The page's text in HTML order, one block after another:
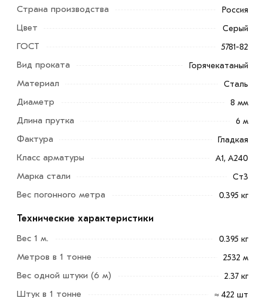
Арматура 8 мм предназначена для армирования
различных бетонных конструкций, чтобы повысить их
прочность на сжатие, растяжение и изгиб, а также для
Страна производства Россия
Цвет Серый
ГОСТ 5781-82
Вид проката Горячекатаный
Материал Сталь
Диаметр 8 мм
Длина прутка 6 м
Фактура Гладкая
Класс арматуры А1, А240
Марка стали Ст3
Вес погонного метра 0.395 кг
Технические характеристики
Вес 1 м.
0.395 кг
Метров в 1 тонне 2532 м
Вес одной штуки (6 м) 2.37 кг
Штук в 1 тонне ≈ 422 шт